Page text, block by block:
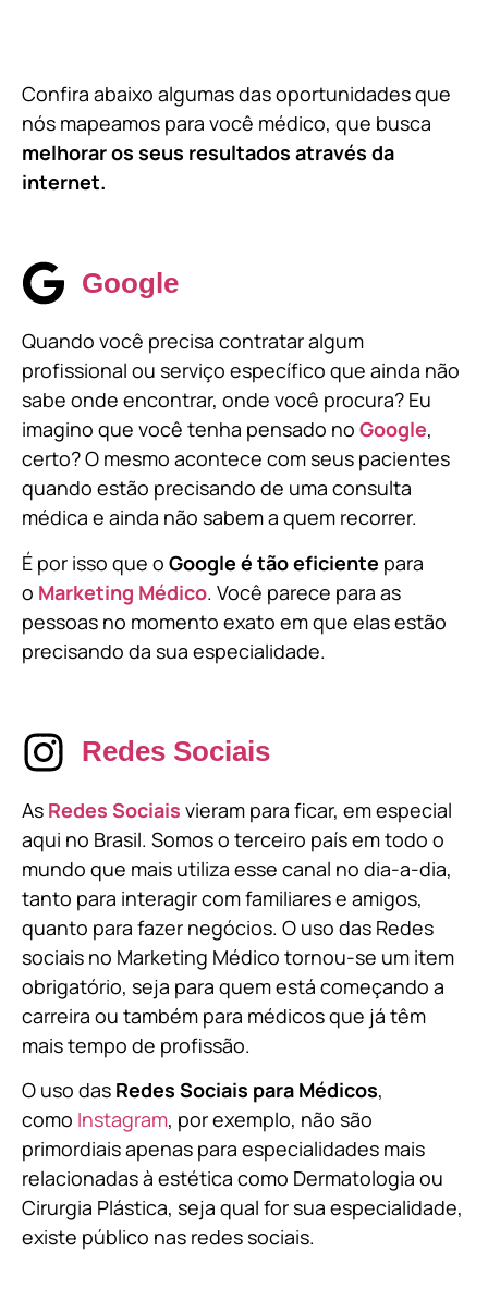
Confira abaixo algumas das oportunidades que
nós mapeamos para você médico, que busca
melhorar os seus resultados através da
internet.
Google
Quando você precisa contratar algum
profissional ou serviço específico que ainda não
sabe onde encontrar, onde você procura? Eu
imagino que você tenha pensado no Google,
certo? O mesmo acontece com seus pacientes
quando estão precisando de uma consulta
médica e ainda não sabem a quem recorrer.
É por isso que o Google é tão eficiente para
o Marketing Médico. Você parece para as
pessoas no momento exato em que elas estão
precisando da sua especialidade.
Redes Sociais
As Redes Sociais vieram para ficar, em especial
aqui no Brasil. Somos o terceiro país em todo o
mundo que mais utiliza esse canal no dia-a-dia,
tanto para interagir com familiares e amigos,
quanto para fazer negócios. O uso das Redes
sociais no Marketing Médico tornou-se um item
obrigatório, seja para quem está começando a
carreira ou também para médicos que já têm
mais tempo de profissão.
O uso das Redes Sociais para Médicos,
como Instagram, por exemplo, não são
primordiais apenas para especialidades mais
relacionadas à estética como Dermatologia ou
Cirurgia Plástica, seja qual for sua especialidade,
existe público nas redes sociais.